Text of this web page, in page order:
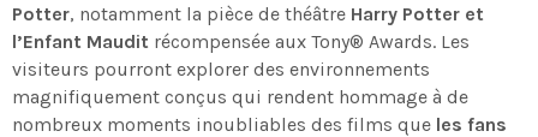
Potter, notamment la pièce de théâtre Harry Potter et
l’Enfant Maudit récompensée aux Tony® Awards. Les
visiteurs pourront explorer des environnements
magnifiquement conçus qui rendent hommage à de
nombreux moments inoubliables des films que les fans